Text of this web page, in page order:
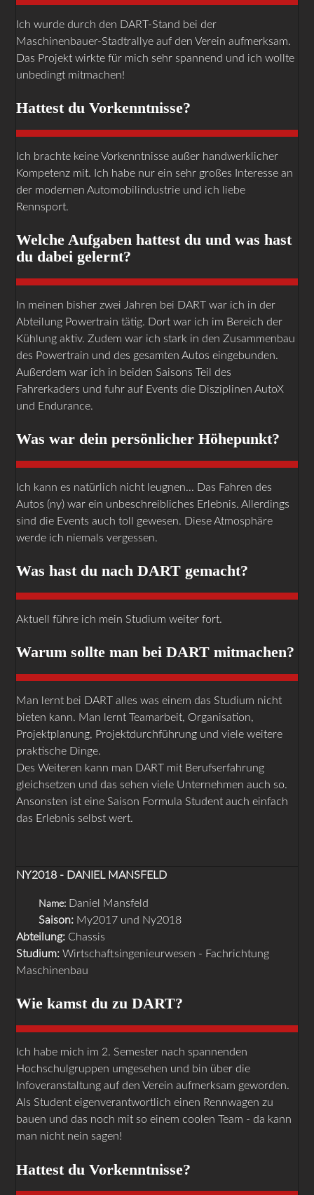
Ich wurde durch den DART-Stand bei der
Maschinenbauer-Stadtrallye auf den Verein aufmerksam.
Das Projekt wirkte für mich sehr spannend und ich wollte
unbedingt mitmachen!
Hattest du Vorkenntnisse?
Ich brachte keine Vorkenntnisse außer handwerklicher
Kompetenz mit. Ich habe nur ein sehr großes Interesse an
der modernen Automobilindustrie und ich liebe
Rennsport.
Welche Aufgaben hattest du und was hast
du dabei gelernt?
In meinen bisher zwei Jahren bei DART war ich in der
Abteilung Powertrain tätig. Dort war ich im Bereich der
Kühlung aktiv. Zudem war ich stark in den Zusammenbau
des Powertrain und des gesamten Autos eingebunden.
Außerdem war ich in beiden Saisons Teil des
Fahrerkaders und fuhr auf Events die Disziplinen AutoX
und Endurance.
Was war dein persönlicher Höhepunkt?
Ich kann es natürlich nicht leugnen... Das Fahren des
Autos (ny) war ein unbeschreibliches Erlebnis. Allerdings
sind die Events auch toll gewesen. Diese Atmosphäre
werde ich niemals vergessen.
Was hast du nach DART gemacht?
Aktuell führe ich mein Studium weiter fort.
Warum sollte man bei DART mitmachen?
Man lernt bei DART alles was einem das Studium nicht
bieten kann. Man lernt Teamarbeit, Organisation,
Projektplanung, Projektdurchführung und viele weitere
praktische Dinge.
Des Weiteren kann man DART mit Berufserfahrung
gleichsetzen und das sehen viele Unternehmen auch so.
Ansonsten ist eine Saison Formula Student auch einfach
das Erlebnis selbst wert.
NY2018 - DANIEL MANSFELD
Name: Daniel Mansfeld
Saison: My2017 und Ny2018
Abteilung: Chassis
Studium: Wirtschaftsingenieurwesen - Fachrichtung
Maschinenbau
Wie kamst du zu DART?
Ich habe mich im 2. Semester nach spannenden
Hochschulgruppen umgesehen und bin über die
Infoveranstaltung auf den Verein aufmerksam geworden.
Als Student eigenverantwortlich einen Rennwagen zu
bauen und das noch mit so einem coolen Team - da kann
man nicht nein sagen!
Hattest du Vorkenntnisse?